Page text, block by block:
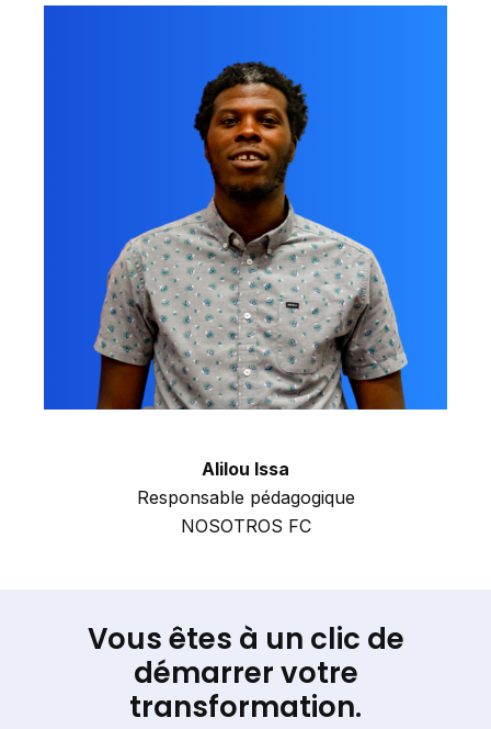
Alilou Issa
Responsable pédagogique
NOSOTROS FC
Vous êtes à un clic de
démarrer votre
transformation.​